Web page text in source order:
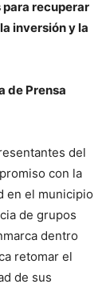
recuperar
inversión y la
de Prensa
del
con la
en el municipio
de grupos
dentro
retomar el
de sus